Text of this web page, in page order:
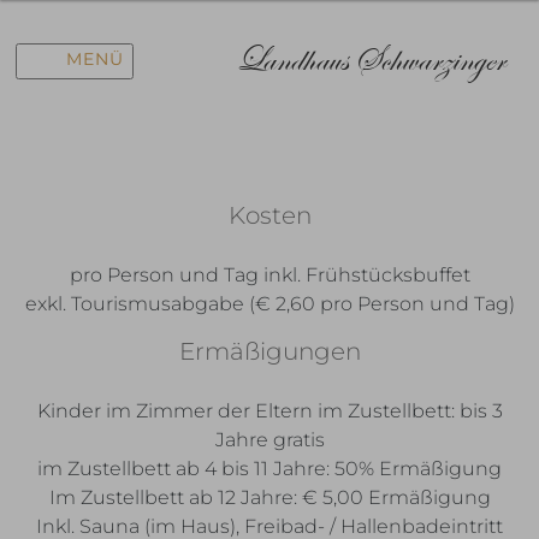
MENÜ Landhaus Schwarzinger
Kosten
pro Person und Tag inkl. Frühstücksbuffet
exkl. Tourismusabgabe (€ 2,60 pro Person und Tag)
Ermäßigungen
Kinder im Zimmer der Eltern im Zustellbett: bis 3
Jahre gratis
im Zustellbett ab 4 bis 11 Jahre: 50% Ermäßigung
Im Zustellbett ab 12 Jahre: € 5,00 Ermäßigung
Inkl. Sauna (im Haus), Freibad- / Hallenbadeintritt